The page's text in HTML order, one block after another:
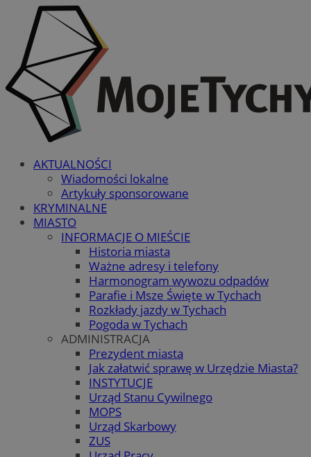
AKTUALNOŚCI
Wiadomości lokalne
Artykuły sponsorowane
KRYMINALNE
MIASTO
INFORMACJE O MIEŚCIE
Historia miasta
Ważne adresy i telefony
Harmonogram wywozu odpadów
Parafie i Msze Święte w Tychach
Rozkłady jazdy w Tychach
Pogoda w Tychach
ADMINISTRACJA
Prezydent miasta
Jak załatwić sprawę w Urzędzie Miasta?
INSTYTUCJE
Urząd Stanu Cywilnego
MOPS
Urząd Skarbowy
ZUS